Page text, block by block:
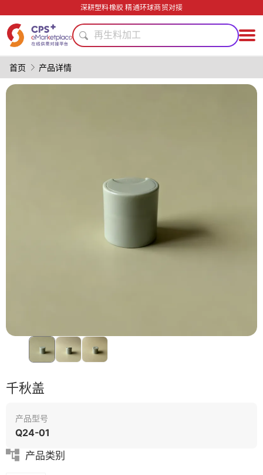
深耕塑料橡胶 精通环球商贸对接
薄壁注塑
再生料加工
碳纤维复合材料
绿色成型方案
再生料加工
碳纤维复合材料
PET
首页 产品详情
千秋盖
产品型号
Q24-01
产品类别